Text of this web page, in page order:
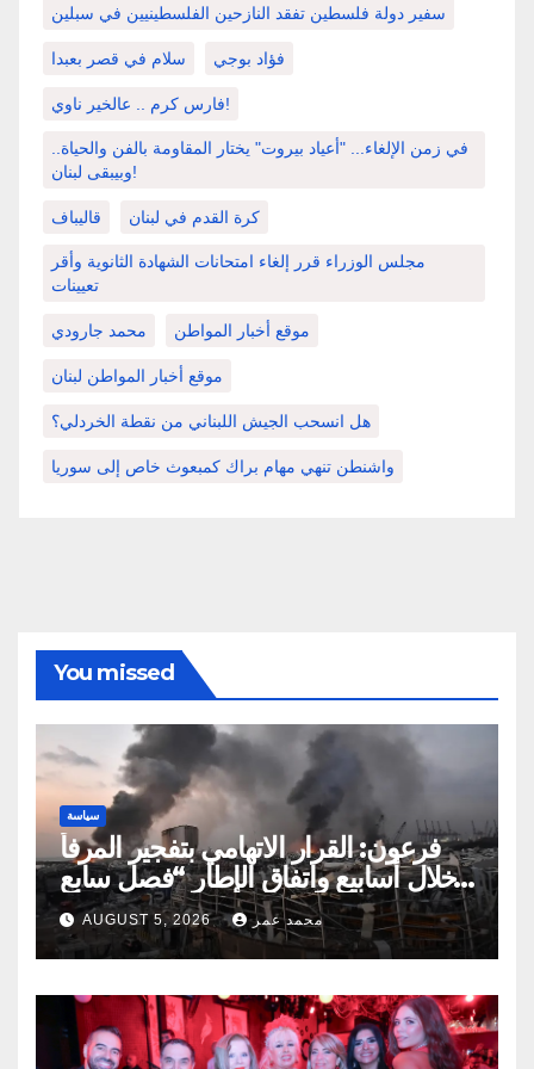
سفير دولة فلسطين تفقد النازحين الفلسطينيين في سبلين
سلام في قصر بعبدا فؤاد بوجي
فارس كرم .. عالخير ناوي!
في زمن الإلغاء... "أعياد بيروت" يختار المقاومة بالفن والحياة..
وبيبقى لبنان!
قاليباف كرة القدم في لبنان
مجلس الوزراء قرر إلغاء امتحانات الشهادة الثانوية وأقر
تعيينات
محمد جارودي موقع أخبار المواطن
موقع أخبار المواطن لبنان
هل انسحب الجيش اللبناني من نقطة الخردلي؟
واشنطن تنهي مهام براك كمبعوث خاص إلى سوريا
You missed
سياسة
فرعون: القرار الاتهامي بتفجير المرفأ
خلال أسابيع واتفاق الإطار “فصل سابع
ونصف”
AUGUST 5, 2026 محمد عمر